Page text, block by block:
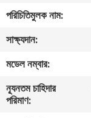
ভিআর
শো
আমাদের
সম্পর্কে
পরিচিতিমুলক নাম:
সাক্ষ্যদান:
মডেল নম্বার:
ন্যূনতম চাহিদার
পরিমাণ: